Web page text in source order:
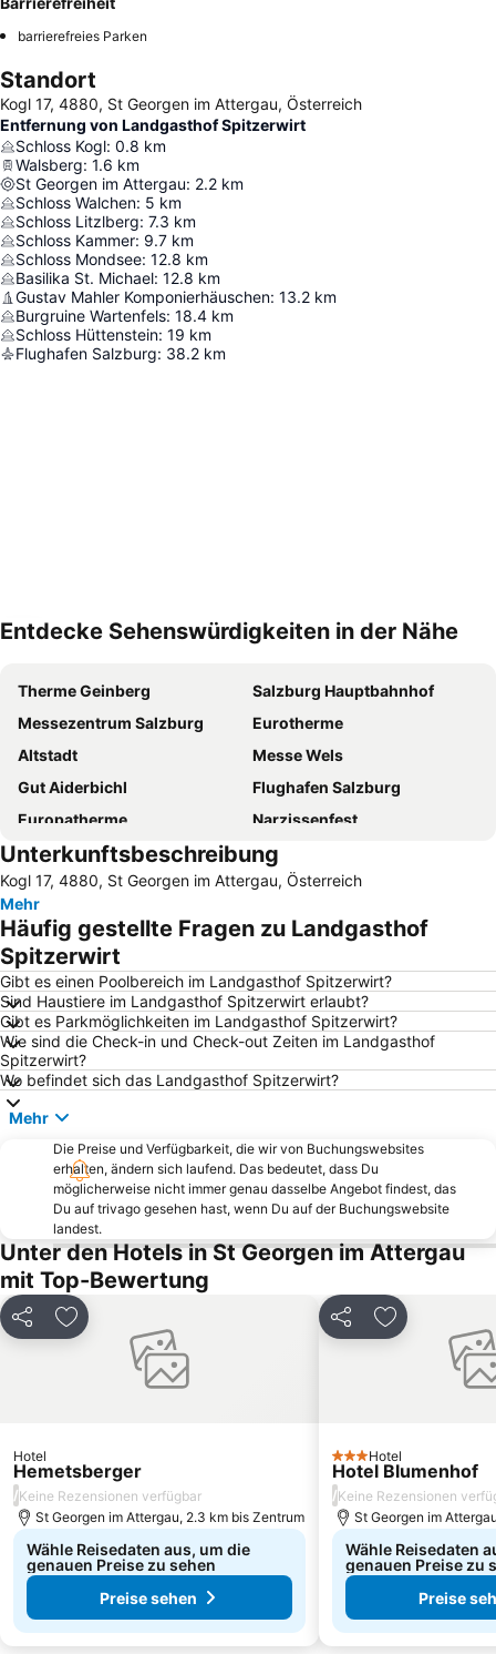
barrierefreies Parken
Standort
Kogl 17, 4880, St Georgen im Attergau, Österreich
Entfernung von Landgasthof Spitzerwirt
Schloss Kogl: 0.8 km
Walsberg: 1.6 km
St Georgen im Attergau: 2.2 km
Schloss Walchen: 5 km
Schloss Litzlberg: 7.3 km
Schloss Kammer: 9.7 km
Schloss Mondsee: 12.8 km
Basilika St. Michael: 12.8 km
Gustav Mahler Komponierhäuschen: 13.2 km
Burgruine Wartenfels: 18.4 km
Schloss Hüttenstein: 19 km
Flughafen Salzburg: 38.2 km
Entdecke Sehenswürdigkeiten in der Nähe
Therme Geinberg
Salzburg Hauptbahnhof
Messezentrum Salzburg
Eurotherme
Altstadt
Messe Wels
Gut Aiderbichl
Flughafen Salzburg
Europatherme
Narzissenfest
Mondsee
Erlebnispark Strasswalchen
Salzburger Christkindlmarkt
Toscana Congress
Maxglan
Hallstätter See
Red Bull Arena
Salzburg Congress
Johannesbad
Schafbergbahn
Residenzplatz
Zoo Schmiding
Bad Ischl
Schloss Hellbrunn
Watzmann Therme
Hauptbahnhof Wels
Rupertus Therme
Dom zu Salzburg
Augustiner Bräu Kloster Mülln
Liefering
Mülln
Attersee-Schifffahrt
Red Bull Hangar-7
Haus der Natur
Itzling
Getreidegasse
Salzburger Festspiele
Fuschlsee
Messe Ried
Salzburg-Süd
Zoo Salzburg
Stadtplatz
Stiegl - Brauwelt
Unterkunftsbeschreibung
Kogl 17, 4880, St Georgen im Attergau, Österreich
Mehr
Häufig gestellte Fragen zu Landgasthof
Spitzerwirt
Gibt es einen Poolbereich im Landgasthof Spitzerwirt?
Sind Haustiere im Landgasthof Spitzerwirt erlaubt?
Gibt es Parkmöglichkeiten im Landgasthof Spitzerwirt?
Wie sind die Check-in und Check-out Zeiten im Landgasthof
Spitzerwirt?
Wo befindet sich das Landgasthof Spitzerwirt?
Mehr
Die Preise und Verfügbarkeit, die wir von Buchungswebsites
erhalten, ändern sich laufend. Das bedeutet, dass Du
möglicherweise nicht immer genau dasselbe Angebot findest, das
Du auf trivago gesehen hast, wenn Du auf der Buchungswebsite
landest.
Unter den Hotels in St Georgen im Attergau
mit Top-Bewertung
Teilen Zu Favoriten hinzufügen
Hotel
Hemetsberger
/Keine Rezensionen verfügbar
St Georgen im Attergau, 2.3 km bis Zentrum
Wähle Reisedaten aus, um die
genauen Preise zu sehen
Preise sehen
Teilen Zu Favoriten
3 Sterne
Hotel
Hotel Blumenhof
/Keine Rezensionen
St Georgen im
Wähle Reisedaten
genauen Preise zu
Preise